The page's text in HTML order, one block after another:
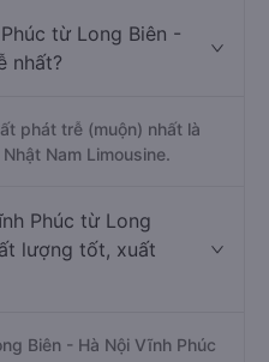
từ Long Biên -
nhất?
phát trễ (muộn) nhất là
Nam Limousine.
Phúc từ Long
lượng tốt, xuất
Biên - Hà Nội Vĩnh Phúc